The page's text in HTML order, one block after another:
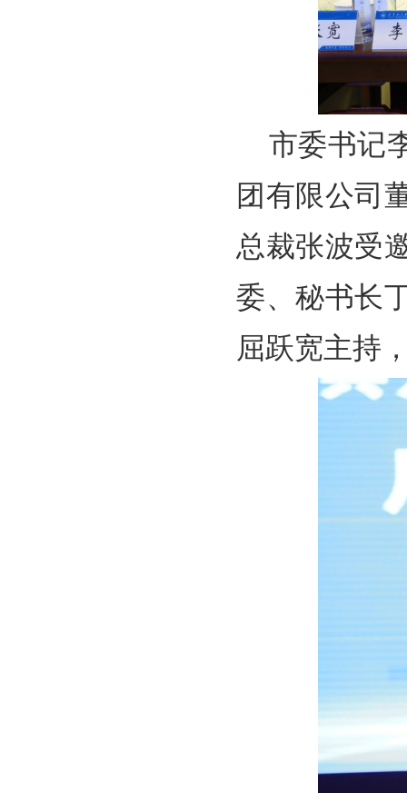
市委书记
团有限公司
总裁张波受
委、秘书长
屈跃宽主持